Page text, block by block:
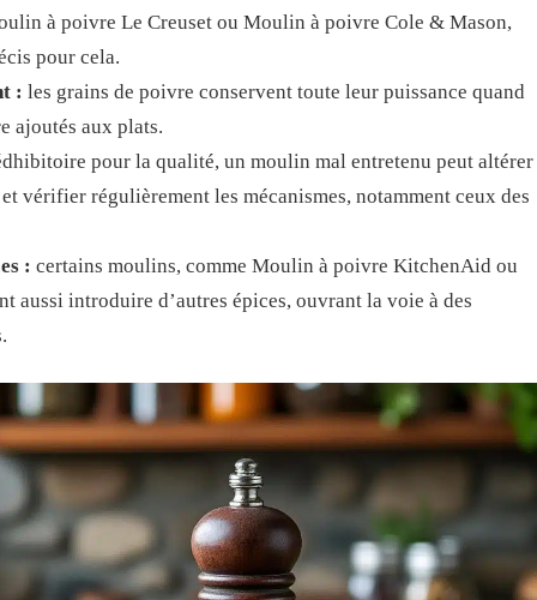
à poivre Le Creuset ou Moulin à poivre Cole & Mason,
pour cela.
: les grains de poivre conservent toute leur puissance quand
ajoutés aux plats.
pour la qualité, un moulin mal entretenu peut altérer
vérifier régulièrement les mécanismes, notamment ceux des
: certains moulins, comme Moulin à poivre KitchenAid ou
aussi introduire d’autres épices, ouvrant la voie à des